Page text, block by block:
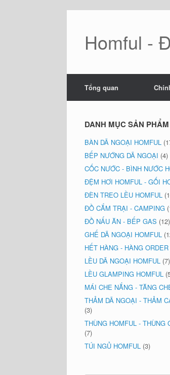
Homful -
Tổng quan
DANH MỤC SẢN PHẨM
BÀN DÃ NGOẠI HOMFUL
BẾP NƯỚNG DÃ NGOẠI (4)
CỐC NƯỚC - BÌNH NƯỚC
ĐỆM HƠI HOMFUL - GỐI
ĐÈN TREO LỀU HOMFUL
ĐỒ CẮM TRẠI - CAMPING
ĐỒ NẤU ĂN - BẾP GAS (12)
GHẾ DÃ NGOẠI HOMFUL
HẾT HÀNG - HÀNG ORDER
LỀU DÃ NGOẠI HOMFUL (7)
LỀU GLAMPING HOMFUL
MÁI CHE NẮNG - TĂNG
THẢM DÃ NGOẠI - THẢM
(3)
THÙNG HOMFUL - THÙNG
(7)
TÚI NGỦ HOMFUL (3)